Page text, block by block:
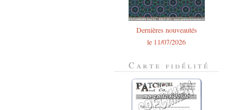
Dernières nouveautés
le 11/07/2026
Carte fidélité